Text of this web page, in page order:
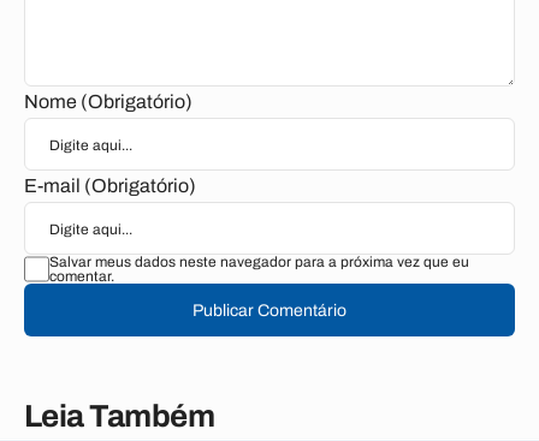
Nome (Obrigatório)
E-mail (Obrigatório)
Salvar meus dados neste navegador para a próxima vez que eu
comentar.
Publicar Comentário
Leia Também